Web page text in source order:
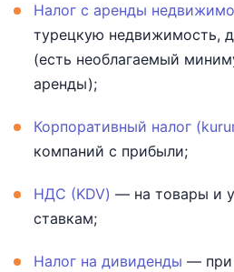
Налог с аренды
турецкую недвижимость,
(есть необлагаемый
аренды);
Корпоративный налог
компаний с прибыли;
НДС (KDV) — на товары и
ставкам;
Налог на дивиденды — при